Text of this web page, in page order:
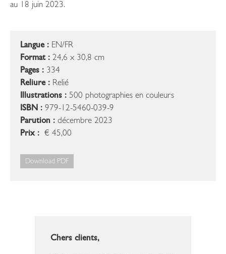
au 18 juin 2023.
Langue : EN/FR
Format : 24,6 x 30,8 cm
Pages : 334
Reliure : Relié
Illustrations : 500 photographies en couleurs
ISBN : 979-12-5460-039-9
Parution : décembre 2023
Prix : € 45,00
Download PDF
Chers clients,